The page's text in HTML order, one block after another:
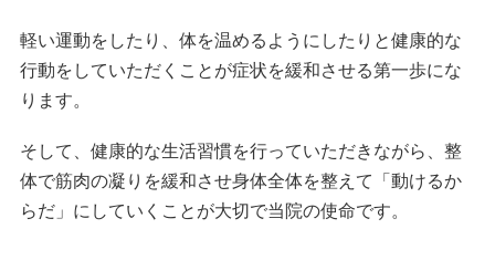
軽い運動をしたり、体を温めるようにしたりと健康的な
行動をしていただくことが症状を緩和させる第一歩にな
ります。
そして、健康的な生活習慣を行っていただきながら、整
体で筋肉の凝りを緩和させ身体全体を整えて「動けるか
らだ」にしていくことが大切で当院の使命です。